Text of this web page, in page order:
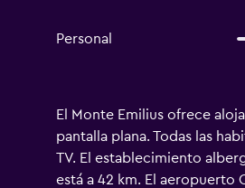
Personal
El Monte Emilius ofrece
pantalla plana. Todas las
TV. El establecimiento
está a 42 km. El aeropuerto